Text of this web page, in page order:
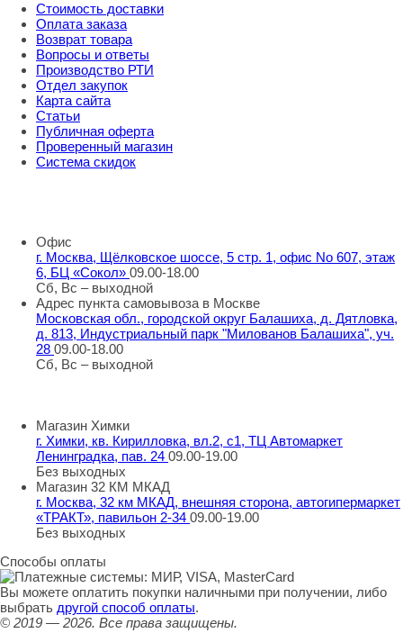
Стоимость доставки
Оплата заказа
Возврат товара
Вопросы и ответы
Производство РТИ
Отдел закупок
Карта сайта
Статьи
Публичная оферта
Проверенный магазин
Система скидок
Офис
г. Москва, Щёлковское шоссе, 5 стр. 1, офис No 607, этаж
6, БЦ «Сокол» 09.00-18.00
Сб, Вс – выходной
Адрес пункта самовывоза в Москве
Московская обл., городской округ Балашиха, д. Дятловка,
д. 813, Индустриальный парк "Милованов Балашиха", уч.
28 09.00-18.00
Сб, Вс – выходной
Магазин Химки
г. Химки, кв. Кирилловка, вл.2, с1, ТЦ Автомаркет
Ленинградка, пав. 24 09.00-19.00
Без выходных
Магазин 32 КМ МКАД
г. Москва, 32 км МКАД, внешняя сторона, автогипермаркет
«ТРАКТ», павильон 2-34 09.00-19.00
Без выходных
Способы оплаты
Вы можете оплатить покупки наличными при получении, либо
выбрать другой способ оплаты.
© 2019 — 2026. Все права защищены.